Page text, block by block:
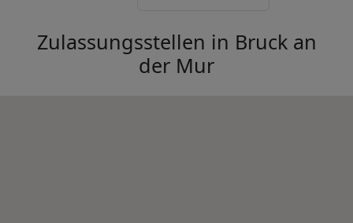
Zulassungsstellen in Bruck an
der Mur